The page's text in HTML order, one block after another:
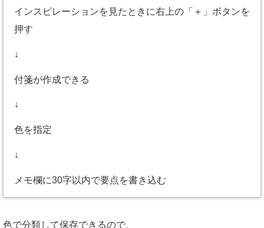
インスピレーションを見たときに右上の「＋」ボタンを
押す
↓
付箋が作成できる
↓
色を指定
↓
メモ欄に30字以内で要点を書き込む
色で分類して保存できるので、